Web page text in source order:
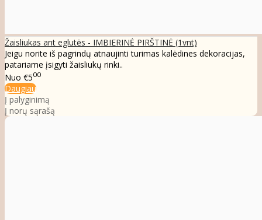
Žaisliukas ant eglutės - IMBIERINĖ PIRŠTINĖ (1vnt)
Jeigu norite iš pagrindų atnaujinti turimas kalėdines dekoracijas,
patariame įsigyti žaisliukų rinki..
Nuo €500
Daugiau
Į palyginimą
Į norų sąrašą